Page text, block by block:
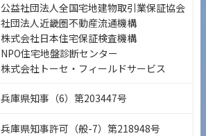
公益社団法人全国宅地建物取引業保証協会
社団法人近畿圏不動産流通機構
株式会社日本住宅保証検査機構
NPO住宅地盤診断センター
株式会社トーセ・フィールドサービス
兵庫県知事（6）第203447号
兵庫県知事許可（般-7）第218948号